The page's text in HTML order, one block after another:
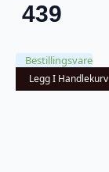
439
Bestillingsvare
Legg I Handlekurv